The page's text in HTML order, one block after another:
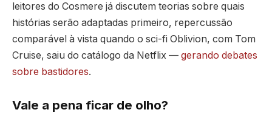
leitores do Cosmere já discutem teorias sobre quais
histórias serão adaptadas primeiro, repercussão
comparável à vista quando o sci-fi Oblivion, com Tom
Cruise, saiu do catálogo da Netflix — gerando debates
sobre bastidores.
Vale a pena ficar de olho?